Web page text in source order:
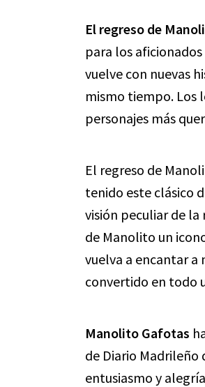
El regreso de
para los
vuelve con nuevas
mismo tiempo. Los
personajes más
El regreso de
tenido este clásico
visión peculiar de
de Manolito un
vuelva a encantar a
convertido en todo
Manolito Gafotas
de Diario Madrileño
entusiasmo y